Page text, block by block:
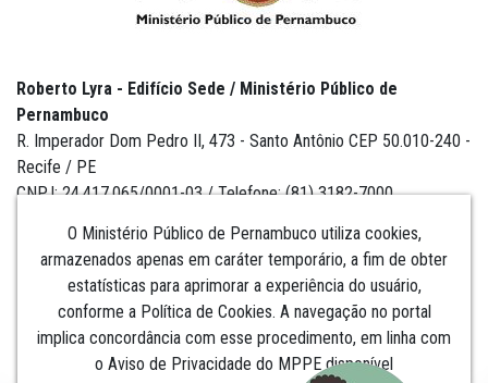
O Ministério Público de Pernambuco utiliza cookies,
armazenados apenas em caráter temporário, a fim de obter
estatísticas para aprimorar a experiência do usuário,
conforme a Política de Cookies. A navegação no portal
implica concordância com esse procedimento, em linha com
o Aviso de Privacidade do MPPE disponível
Roberto Lyra - Edifício Sede / Ministério Público de
Pernambuco
R. Imperador Dom Pedro II, 473 - Santo Antônio CEP 50.010-240 -
Recife / PE
CNPJ: 24.417.065/0001-03 / Telefone: (81) 3182-7000
Institucional
Comunicação